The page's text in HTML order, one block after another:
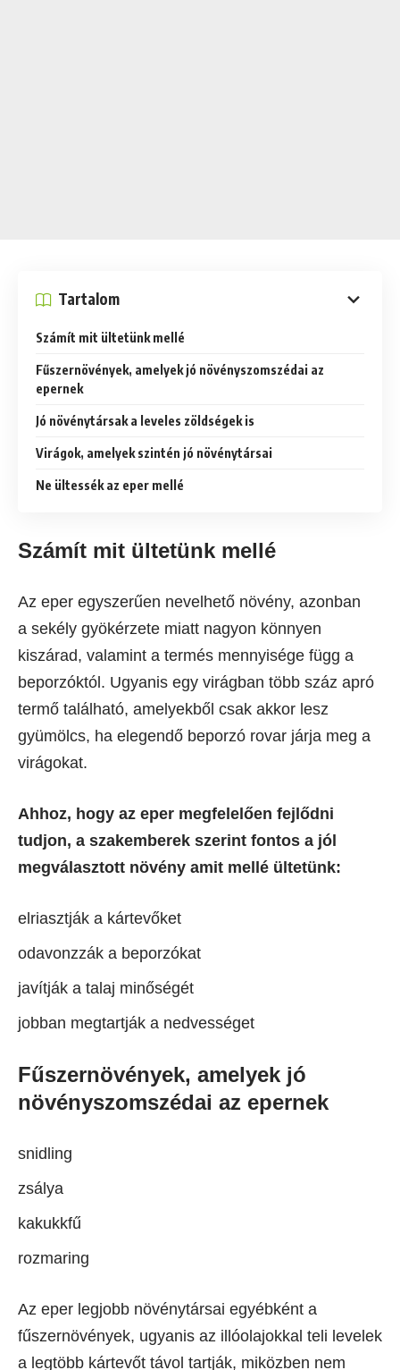
Tartalom
Számít mit ültetünk mellé
Fűszernövények, amelyek jó növényszomszédai az
epernek
Jó növénytársak a leveles zöldségek is
Virágok, amelyek szintén jó növénytársai
Ne ültessék az eper mellé
Számít mit ültetünk mellé
Az eper egyszerűen nevelhető növény, azonban
a sekély gyökérzete miatt nagyon könnyen
kiszárad, valamint a termés mennyisége függ a
beporzóktól. Ugyanis egy virágban több száz apró
termő található, amelyekből csak akkor lesz
gyümölcs, ha elegendő beporzó rovar járja meg a
virágokat.
Ahhoz, hogy az eper megfelelően fejlődni
tudjon, a szakemberek szerint fontos a jól
megválasztott növény amit mellé ültetünk:
elriasztják a kártevőket
odavonzzák a beporzókat
javítják a talaj minőségét
jobban megtartják a nedvességet
Fűszernövények, amelyek jó
növényszomszédai az epernek
snidling
zsálya
kakukkfű
rozmaring
Az eper legjobb növénytársai egyébként a
fűszernövények, ugyanis az illóolajokkal teli levelek
a legtöbb kártevőt távol tartják, miközben nem